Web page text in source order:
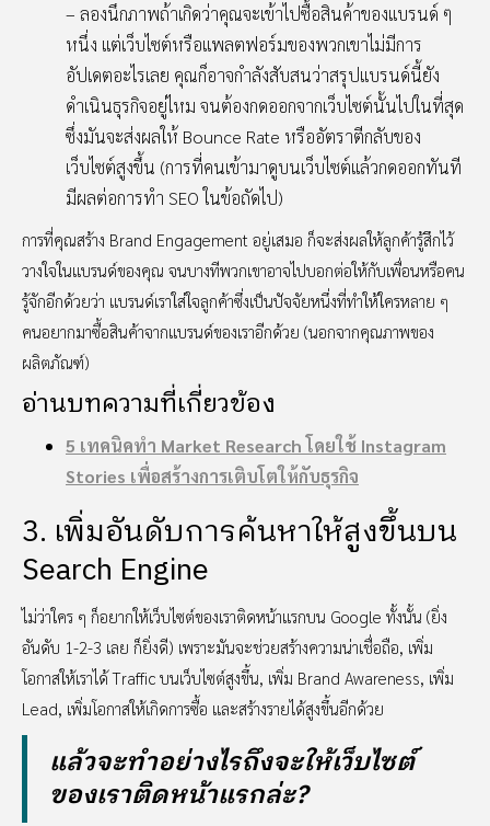
– ลองนึกภาพถ้าเกิดว่าคุณจะเข้าไปซื้อสินค้าของแบรนด์ ๆ
หนึ่ง แต่เว็บไซต์หรือแพลตฟอร์มของพวกเขาไม่มีการ
อัปเดตอะไรเลย คุณก็อาจกำลังสับสนว่าสรุปแบรนด์นี้ยัง
ดำเนินธุรกิจอยู่ไหม จนต้องกดออกจากเว็บไซต์นั้นไปในที่สุด
ซึ่งมันจะส่งผลให้ Bounce Rate หรืออัตราตีกลับของ
เว็บไซต์สูงขึ้น (การที่คนเข้ามาดูบนเว็บไซต์แล้วกดออกทันที
มีผลต่อการทำ SEO ในข้อถัดไป)
การที่คุณสร้าง Brand Engagement อยู่เสมอ ก็จะส่งผลให้ลูกค้ารู้สึกไว้
วางใจในแบรนด์ของคุณ จนบางทีพวกเขาอาจไปบอกต่อให้กับเพื่อนหรือคน
รู้จักอีกด้วยว่า แบรนด์เราใส่ใจลูกค้าซึ่งเป็นปัจจัยหนึ่งที่ทำให้ใครหลาย ๆ
คนอยากมาซื้อสินค้าจากแบรนด์ของเราอีกด้วย (นอกจากคุณภาพของ
ผลิตภัณฑ์)
อ่านบทความที่เกี่ยวข้อง
5 เทคนิคทำ Market Research โดยใช้ Instagram
Stories เพื่อสร้างการเติบโตให้กับธุรกิจ
3. เพิ่มอันดับการค้นหาให้สูงขึ้นบน
Search Engine
ไม่ว่าใคร ๆ ก็อยากให้เว็บไซต์ของเราติดหน้าแรกบน Google ทั้งนั้น (ยิ่ง
อันดับ 1-2-3 เลย ก็ยิ่งดี) เพราะมันจะช่วยสร้างความน่าเชื่อถือ, เพิ่ม
โอกาสให้เราได้ Traffic บนเว็บไซต์สูงขึ้น, เพิ่ม Brand Awareness, เพิ่ม
Lead, เพิ่มโอกาสให้เกิดการซื้อ และสร้างรายได้สูงขึ้นอีกด้วย
แล้วจะทำอย่างไรถึงจะให้เว็บไซต์
ของเราติดหน้าแรกล่ะ?